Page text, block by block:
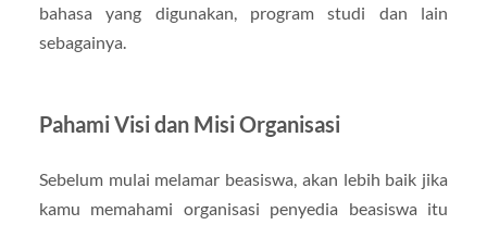
bahasa yang digunakan, program studi dan lain
sebagainya.
Pahami Visi dan Misi Organisasi
Sebelum mulai melamar beasiswa, akan lebih baik jika
kamu memahami organisasi penyedia beasiswa itu